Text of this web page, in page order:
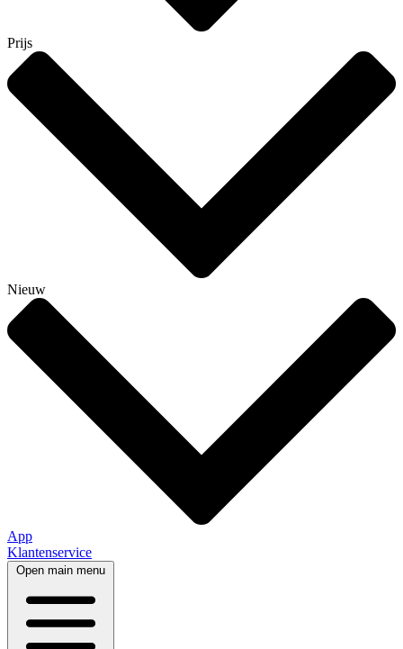
Prijs
Nieuw
App
Klantenservice
Open main menu